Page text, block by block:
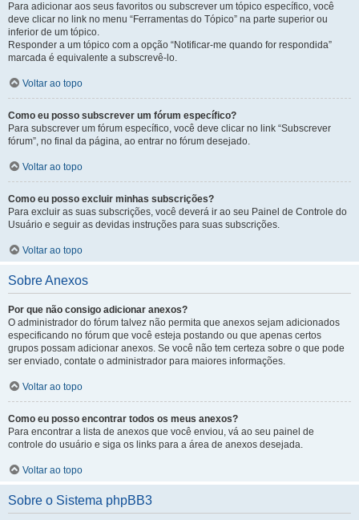
Para adicionar aos seus favoritos ou subscrever um tópico específico, você
deve clicar no link no menu “Ferramentas do Tópico” na parte superior ou
inferior de um tópico.
Responder a um tópico com a opção “Notificar-me quando for respondida”
marcada é equivalente a subscrevê-lo.
Voltar ao topo
Como eu posso subscrever um fórum específico?
Para subscrever um fórum específico, você deve clicar no link “Subscrever
fórum”, no final da página, ao entrar no fórum desejado.
Voltar ao topo
Como eu posso excluir minhas subscrições?
Para excluir as suas subscrições, você deverá ir ao seu Painel de Controle do
Usuário e seguir as devidas instruções para suas subscrições.
Voltar ao topo
Sobre Anexos
Por que não consigo adicionar anexos?
O administrador do fórum talvez não permita que anexos sejam adicionados
especificando no fórum que você esteja postando ou que apenas certos
grupos possam adicionar anexos. Se você não tem certeza sobre o que pode
ser enviado, contate o administrador para maiores informações.
Voltar ao topo
Como eu posso encontrar todos os meus anexos?
Para encontrar a lista de anexos que você enviou, vá ao seu painel de
controle do usuário e siga os links para a área de anexos desejada.
Voltar ao topo
Sobre o Sistema phpBB3